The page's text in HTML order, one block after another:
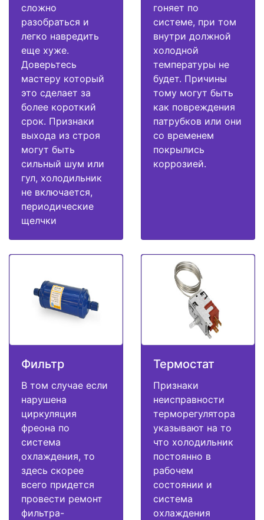
сложно
разобраться и
легко навредить
еще хуже.
Доверьтесь
мастеру который
это сделает за
более короткий
срок. Признаки
выхода из строя
могут быть
сильный шум или
гул, холодильник
не включается,
периодические
щелчки
гоняет по
системе, при том
внутри должной
холодной
температуры не
будет. Причины
тому могут быть
как повреждения
патрубков или они
со временем
покрылись
коррозией.
Фильтр
В том случае если
нарушена
циркуляция
фреона по
система
охлаждения, то
здесь скорее
всего придется
провести ремонт
фильтра-
Термостат
Признаки
неисправности
терморегулятора
указывают на то
что холодильник
постоянно в
рабочем
состоянии и
система
охлаждения